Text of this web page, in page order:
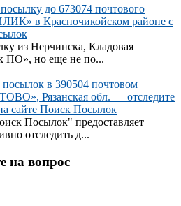
до 673074 почтового
в Красночикойском районе с
из Нерчинска, Кладовая
ПО», но еще не по...
в 390504 почтовом
Рязанская обл. — отследите
сайте Поиск Посылок
Посылок" предоставляет
отследить д...
на вопрос